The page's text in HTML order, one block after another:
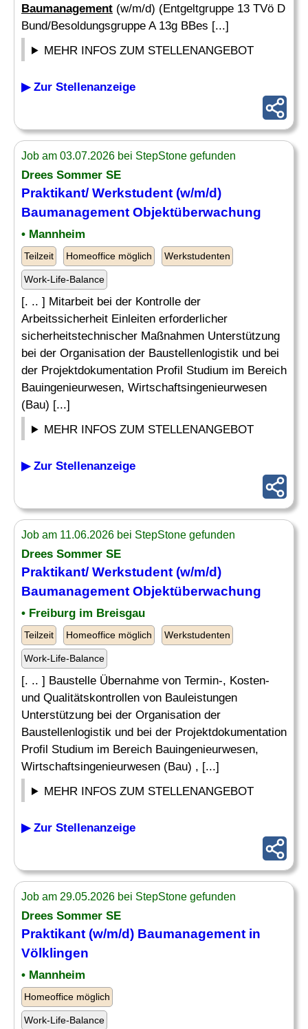
Baumanagement (w/m/d) (Entgeltgruppe 13 TVö D
Bund/Besoldungsgruppe A 13g BBes [...]
MEHR INFOS ZUM STELLENANGEBOT
▶ Zur Stellenanzeige
Job am 03.07.2026 bei StepStone gefunden
Drees Sommer SE
Praktikant/ Werkstudent (w/m/d)
Baumanagement Objektüberwachung
• Mannheim
Teilzeit Homeoffice möglich Werkstudenten
Work-Life-Balance
[. .. ] Mitarbeit bei der Kontrolle der
Arbeitssicherheit Einleiten erforderlicher
sicherheitstechnischer Maßnahmen Unterstützung
bei der Organisation der Baustellenlogistik und bei
der Projektdokumentation Profil Studium im Bereich
Bauingenieurwesen, Wirtschaftsingenieurwesen
(Bau) [...]
MEHR INFOS ZUM STELLENANGEBOT
▶ Zur Stellenanzeige
Job am 11.06.2026 bei StepStone gefunden
Drees Sommer SE
Praktikant/ Werkstudent (w/m/d)
Baumanagement Objektüberwachung
• Freiburg im Breisgau
Teilzeit Homeoffice möglich Werkstudenten
Work-Life-Balance
[. .. ] Baustelle Übernahme von Termin-, Kosten-
und Qualitätskontrollen von Bauleistungen
Unterstützung bei der Organisation der
Baustellenlogistik und bei der Projektdokumentation
Profil Studium im Bereich Bauingenieurwesen,
Wirtschaftsingenieurwesen (Bau) , [...]
MEHR INFOS ZUM STELLENANGEBOT
▶ Zur Stellenanzeige
Job am 29.05.2026 bei StepStone gefunden
Drees Sommer SE
Praktikant (w/m/d) Baumanagement in
Völklingen
• Mannheim
Homeoffice möglich
Work-Life-Balance